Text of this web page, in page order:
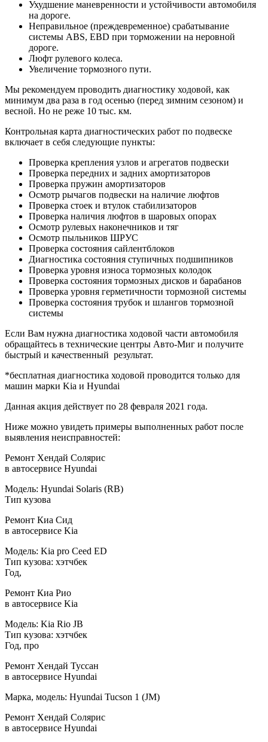
Ухудшение маневренности и устойчивости автомобиля
на дороге.
Неправильное (преждевременное) срабатывание
системы ABS, EBD при торможении на неровной
дороге.
Люфт рулевого колеса.
Увеличение тормозного пути.
Мы рекомендуем проводить диагностику ходовой, как
минимум два раза в год осенью (перед зимним сезоном) и
весной. Но не реже 10 тыс. км.
Контрольная карта диагностических работ по подвеске
включает в себя следующие пункты:
Проверка крепления узлов и агрегатов подвески
Проверка передних и задних амортизаторов
Проверка пружин амортизаторов
Осмотр рычагов подвески на наличие люфтов
Проверка стоек и втулок стабилизаторов
Проверка наличия люфтов в шаровых опорах
Осмотр рулевых наконечников и тяг
Осмотр пыльников ШРУС
Проверка состояния сайлентблоков
Диагностика состояния ступичных подшипников
Проверка уровня износа тормозных колодок
Проверка состояния тормозных дисков и барабанов
Проверка уровня герметичности тормозной системы
Проверка состояния трубок и шлангов тормозной
системы
Если Вам нужна диагностика ходовой части автомобиля
обращайтесь в технические центры Авто-Миг и получите
быстрый и качественный результат.
*бесплатная диагностика ходовой проводится только для
машин марки Kia и Hyundai
Данная акция действует по 28 февраля 2021 года.
Ниже можно увидеть примеры выполненных работ после
выявления неисправностей:
Ремонт Хендай Солярис
в автосервисе Hyundai
Модель: Hyundai Solaris (RB)
Тип кузова
Ремонт Киа Сид
в автосервисе Kia
Модель: Kia pro Ceed ED
Тип кузова: хэтчбек
Год,
Ремонт Киа Рио
в автосервисе Kia
Модель: Kia Rio JB
Тип кузова: хэтчбек
Год, про
Ремонт Хендай Туссан
в автосервисе Hyundai
Марка, модель: Hyundai Tucson 1 (JM)
Ремонт Хендай Солярис
в автосервисе Hyundai